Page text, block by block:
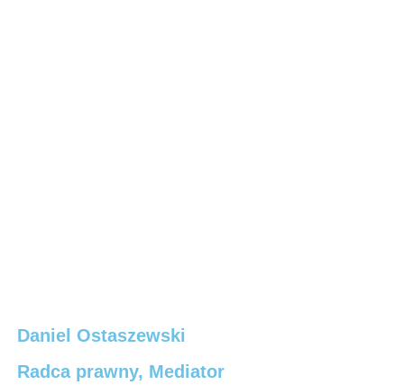
Daniel Ostaszewski
Radca prawny, Mediator